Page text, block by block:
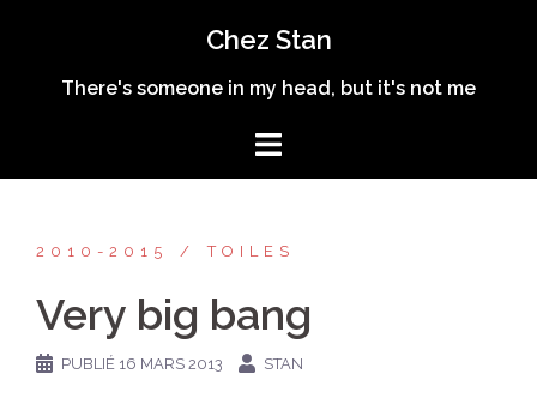
contenu
Chez Stan
There's someone in my head, but it's not me
2010-2015 TOILES
Very big bang
PUBLIÉ 16 MARS 2013 STAN